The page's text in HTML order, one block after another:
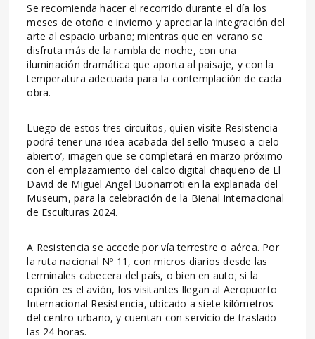
Se recomienda hacer el recorrido durante el día los
meses de otoño e invierno y apreciar la integración del
arte al espacio urbano; mientras que en verano se
disfruta más de la rambla de noche, con una
iluminación dramática que aporta al paisaje, y con la
temperatura adecuada para la contemplación de cada
obra.
Luego de estos tres circuitos, quien visite Resistencia
podrá tener una idea acabada del sello ‘museo a cielo
abierto’, imagen que se completará en marzo próximo
con el emplazamiento del calco digital chaqueño de El
David de Miguel Angel Buonarroti en la explanada del
Museum, para la celebración de la Bienal Internacional
de Esculturas 2024.
A Resistencia se accede por vía terrestre o aérea. Por
la ruta nacional Nº 11, con micros diarios desde las
terminales cabecera del país, o bien en auto; si la
opción es el avión, los visitantes llegan al Aeropuerto
Internacional Resistencia, ubicado a siete kilómetros
del centro urbano, y cuentan con servicio de traslado
las 24 horas.